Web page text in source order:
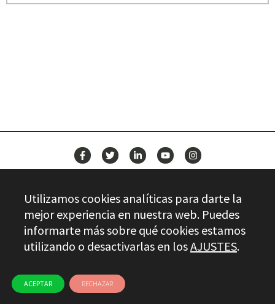
CONTACT
Stayer.es © 2026
ETHICAL CHANNEL
USE OF COOKIES
Utilizamos cookies analíticas para darte la
mejor experiencia en nuestra web. Puedes
informarte más sobre qué cookies estamos
utilizando o desactivarlas en losAJUSTES.
ACEPTAR RECHAZAR